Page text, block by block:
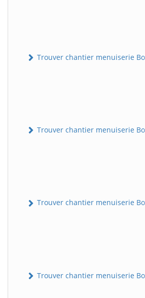
Trouver chantier menuiserie
Trouver chantier menuiserie
Trouver chantier menuiserie
Trouver chantier menuiserie